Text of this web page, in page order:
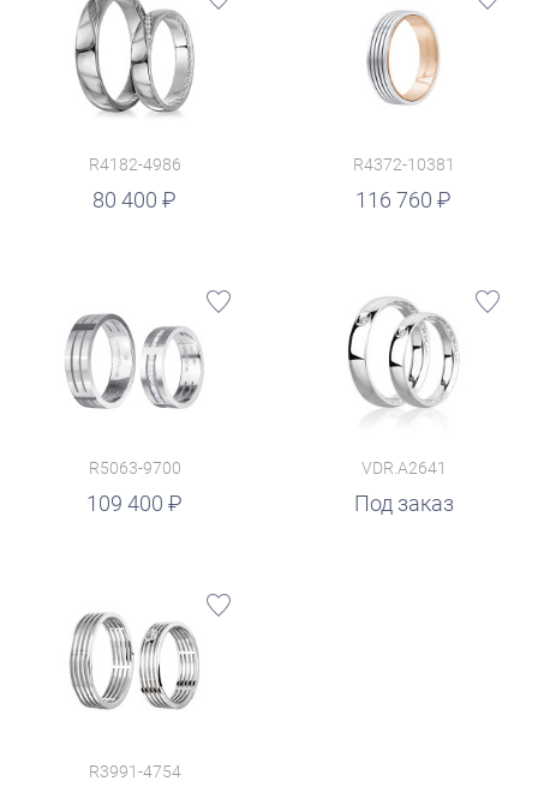
R4182-4986
80 400
R4372-10381
116 760
руб.
R5063-9700
109 400
VDR.A2641
Под заказ
R3991-4754